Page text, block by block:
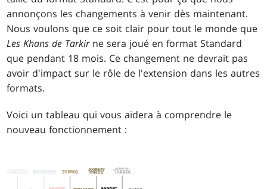
annonçons les changements à venir dès maintenant.
Nous voulons que ce soit clair pour tout le monde que
Les Khans de Tarkirne sera joué en format Standard
que pendant 18 mois. Ce changement ne devrait pas
avoir d'impact sur le rôle de l'extension dans les autres
formats.
Voici un tableau qui vous aidera à comprendre le
nouveau fonctionnement :